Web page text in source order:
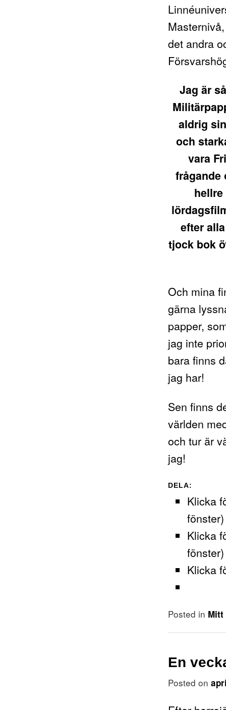
det andra
Jag är
aldrig
och
vara
frågande
efter
tjock bok
Och mina
gärna
papper,
jag inte
bara finns
jag har!
Sen finns
världen
och tur är
jag!
DELA:
Klicka
fönster)
Klicka
fönster)
Klicka
Posted in
En
Posted on